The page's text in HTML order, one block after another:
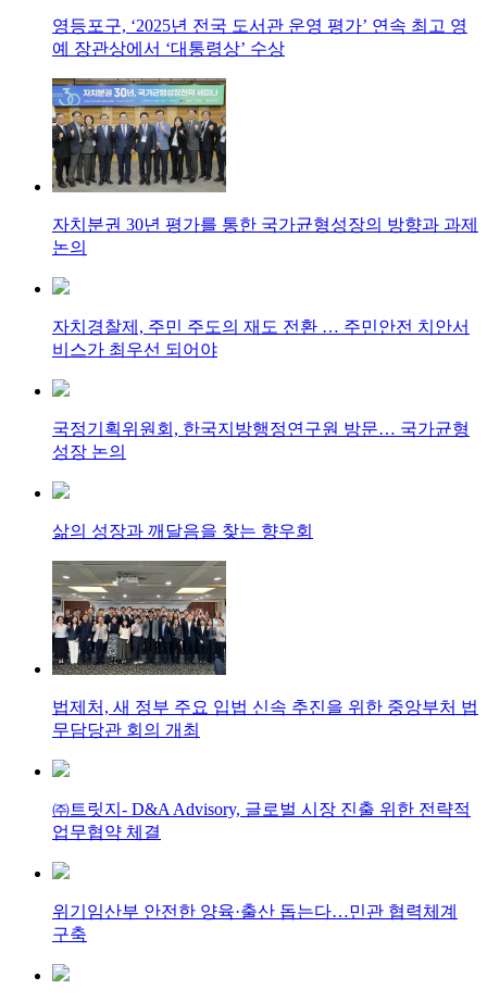
영등포구, ‘2025년 전국 도서관 운영 평가’ 연속 최고 영
예 장관상에서 ‘대통령상’ 수상
자치분권 30년 평가를 통한 국가균형성장의 방향과 과제
논의
자치경찰제, 주민 주도의 재도 전환 … 주민안전 치안서
비스가 최우선 되어야
국정기획위원회, 한국지방행정연구원 방문… 국가균형
성장 논의
삶의 성장과 깨달음을 찾는 향우회
법제처, 새 정부 주요 입법 신속 추진을 위한 중앙부처 법
무담당관 회의 개최
㈜트릿지- D&A Advisory, 글로벌 시장 진출 위한 전략적
업무협약 체결
위기임산부 안전한 양육·출산 돕는다…민관 협력체계
구축